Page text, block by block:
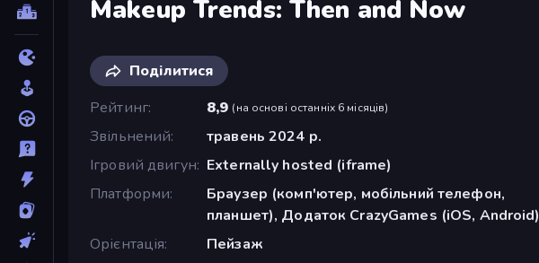
Makeup Trends: Then and Now
Поділитися
Рейтинг
8,9 (на основі останніх 6 місяців)
Звільнений
травень 2024 р.
Ігровий двигун Externally hosted (iframe)
Платформи
Браузер (комп'ютер, мобільний телефон,
планшет), Додаток CrazyGames (iOS, Android)
Орієнтація
Пейзаж